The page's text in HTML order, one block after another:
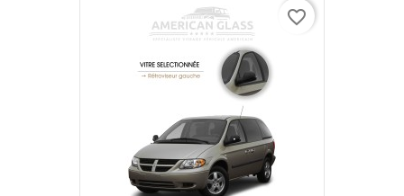
favorite_border